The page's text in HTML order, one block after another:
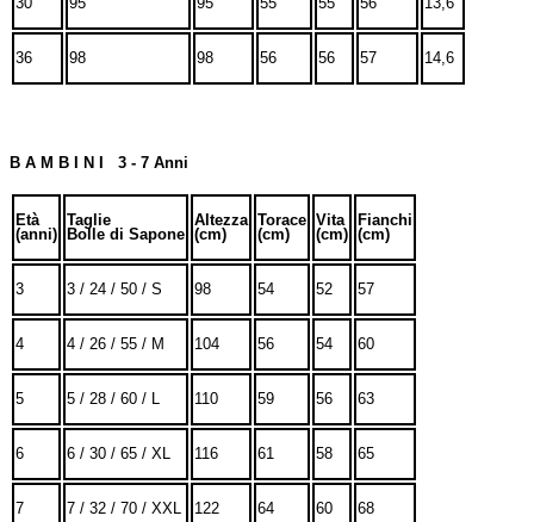
36 98 98 56 56 57 14,6
B A M B I N I 3 - 7 Anni
Età
(anni)
Taglie
Bolle di Sapone
Altezza
(cm)
Torace
(cm)
Vita
(cm)
Fianchi
(cm)
3 3 / 24 / 50 / S 98 54 52 57
4 4 / 26 / 55 / M 104 56 54 60
5 5 / 28 / 60 / L 110 59 56 63
6 6 / 30 / 65 / XL 116 61 58 65
7 7 / 32 / 70 / XXL 122 64 60 68